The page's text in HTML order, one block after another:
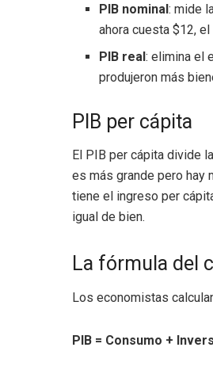
PIB nominal: mide
ahora cuesta $12,
PIB real: elimina el
produjeron más
PIB per cápita
El PIB per cápita divide
es más grande pero hay
tiene el ingreso per
igual de bien.
La fórmula del
Los economistas
PIB = Consumo +